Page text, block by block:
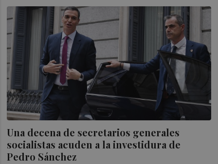
Una decena de secretarios generales
socialistas acuden a la investidura de
Pedro Sánchez